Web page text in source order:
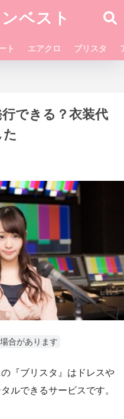
ベスト
ト エアクロ ブリスタ
できる？衣装代
合があります
『ブリスタ』はドレスや
ルできるサービスです。